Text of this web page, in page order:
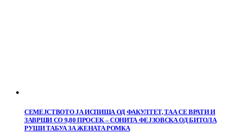
СЕМЕЈСТВОТО ЈА ИСПИША ОД ФАКУЛТЕТ, ТАА СЕ ВРАТИ И
ЗАВРШИ СО 9,80 ПРОСЕК – СОНИТА ФЕЈЗОВСКА ОД БИТОЛА
РУШИ ТАБУА ЗА ЖЕНАТА РОМКА